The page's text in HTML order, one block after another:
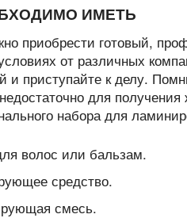
ИМЕТЬ
приобрести готовый,
от различных
и приступайте к делу.
для
набора для
волос или бальзам.
средство.
смесь.